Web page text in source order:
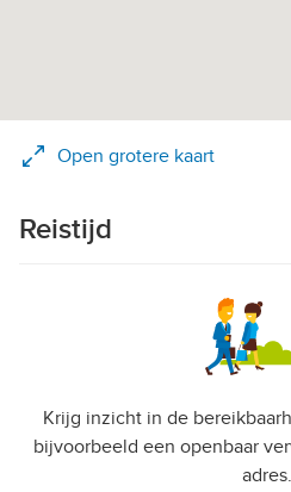
Open grotere kaart
Reistijd
Krijg inzicht in de
bijvoorbeeld een openbaar
adres.